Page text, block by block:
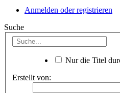
Anmelden oder registrieren
Suche
Nur die Titel
Erstellt von: